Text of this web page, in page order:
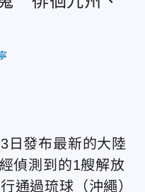
日發布最新的大陸
偵測到的1艘解放
通過琉球（沖繩）